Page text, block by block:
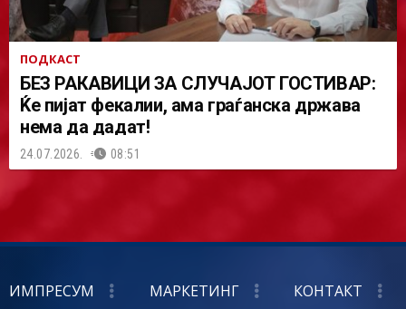
ПОДКАСТ
БЕЗ РАКАВИЦИ ЗА СЛУЧАЈОТ ГОСТИВАР:
Ќе пијат фекалии, ама граѓанска држава
нема да дадат!
24.07.2026. 08:51
ИМПРЕСУМ МАРКЕТИНГ
КОНТАКТ